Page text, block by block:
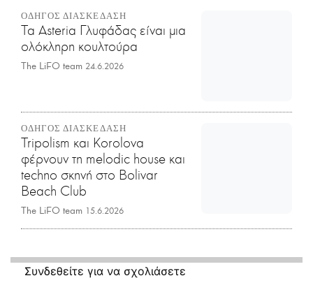
ΟΔΗΓΟΣ ΔΙΑΣΚΕΔΑΣΗ
Τα Asteria Γλυφάδας είναι μια
ολόκληρη κουλτούρα
The LiFO team 24.6.2026
ΟΔΗΓΟΣ ΔΙΑΣΚΕΔΑΣΗ
Tripolism και Korolova
φέρνουν τη melodic house και
techno σκηνή στο Bolivar
Beach Club
The LiFO team 15.6.2026
Συνδεθείτε για να σχολιάσετε